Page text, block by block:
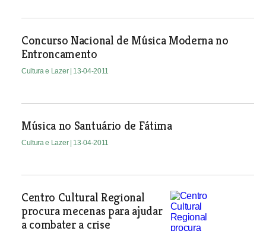
Concurso Nacional de Música Moderna no
Entroncamento
Cultura e Lazer | 13-04-2011
Música no Santuário de Fátima
Cultura e Lazer | 13-04-2011
Centro Cultural Regional
procura mecenas para ajudar
a combater a crise